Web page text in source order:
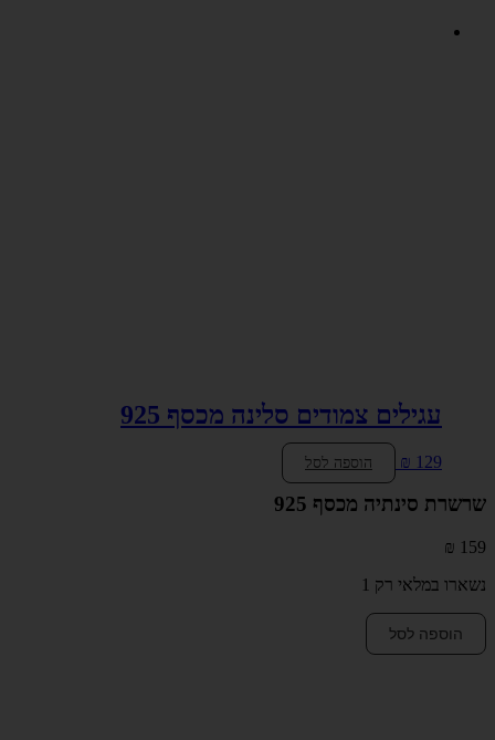
עגילים צמודים סלינה מכסף 925
₪ 129 הוספה לסל
שרשרת סינתיה מכסף 925
₪ 159
נשארו במלאי רק 1
כמות
שרשרת
הוספה לסל